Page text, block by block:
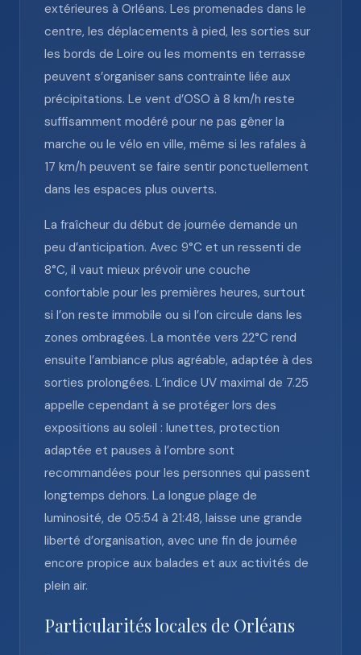
extérieures à Orléans. Les promenades dans le
centre, les déplacements à pied, les sorties sur
les bords de Loire ou les moments en terrasse
peuvent s’organiser sans contrainte liée aux
précipitations. Le vent d’OSO à 8 km/h reste
suffisamment modéré pour ne pas gêner la
marche ou le vélo en ville, même si les rafales à
17 km/h peuvent se faire sentir ponctuellement
dans les espaces plus ouverts.
La fraîcheur du début de journée demande un
peu d’anticipation. Avec 9°C et un ressenti de
8°C, il vaut mieux prévoir une couche
confortable pour les premières heures, surtout
si l’on reste immobile ou si l’on circule dans les
zones ombragées. La montée vers 22°C rend
ensuite l’ambiance plus agréable, adaptée à des
sorties prolongées. L’indice UV maximal de 7.25
appelle cependant à se protéger lors des
expositions au soleil : lunettes, protection
adaptée et pauses à l’ombre sont
recommandées pour les personnes qui passent
longtemps dehors. La longue plage de
luminosité, de 05:54 à 21:48, laisse une grande
liberté d’organisation, avec une fin de journée
encore propice aux balades et aux activités de
plein air.
Particularités locales de Orléans